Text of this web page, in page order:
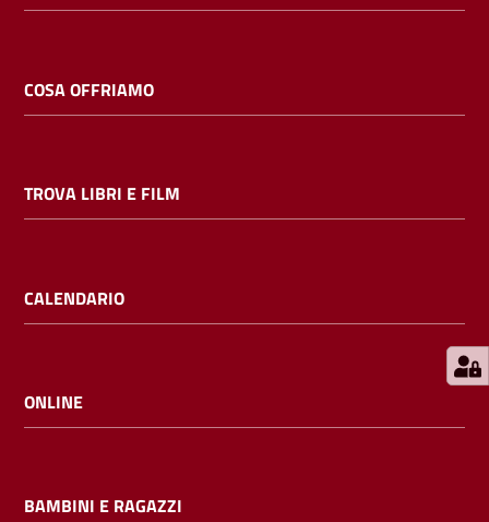
Bambini
E
l
i
cataloghi
COSA OFFRIAMO
TROVA LIBRI E FILM
CALENDARIO
ONLINE
BAMBINI E RAGAZZI